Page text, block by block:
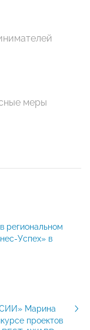
меры
региональном
Успех» в
Марина
проектов